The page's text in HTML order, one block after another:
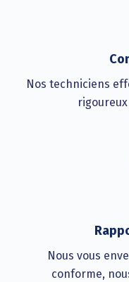
Nos techniciens
Nous vous
conforme,